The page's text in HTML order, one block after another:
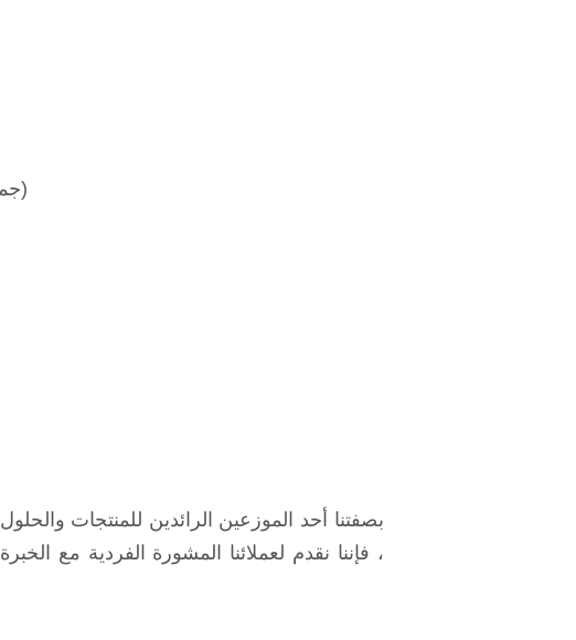
2019 ، كن عضوًا في CHINAEASA (جمعية تجارة الزيوت العطرية والرائحة والتوابل الصينية)
بصفتنا أحد الموزعين الرائدين للمنتجات
، فإننا نقدم لعملائنا المشورة الفردية مع